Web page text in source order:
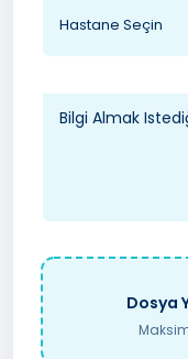
Hastane Seçin
Dosya